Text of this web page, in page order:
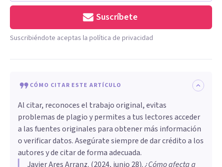
Suscríbete
Suscribiéndote aceptas la política de privacidad
CÓMO CITAR ESTE ARTÍCULO
Al citar, reconoces el trabajo original, evitas
problemas de plagio y permites a tus lectores acceder
a las fuentes originales para obtener más información
o verificar datos. Asegúrate siempre de dar crédito a los
autores y de citar de forma adecuada.
Javier Ares Arranz. (2024, junio 28).¿Cómo afecta a